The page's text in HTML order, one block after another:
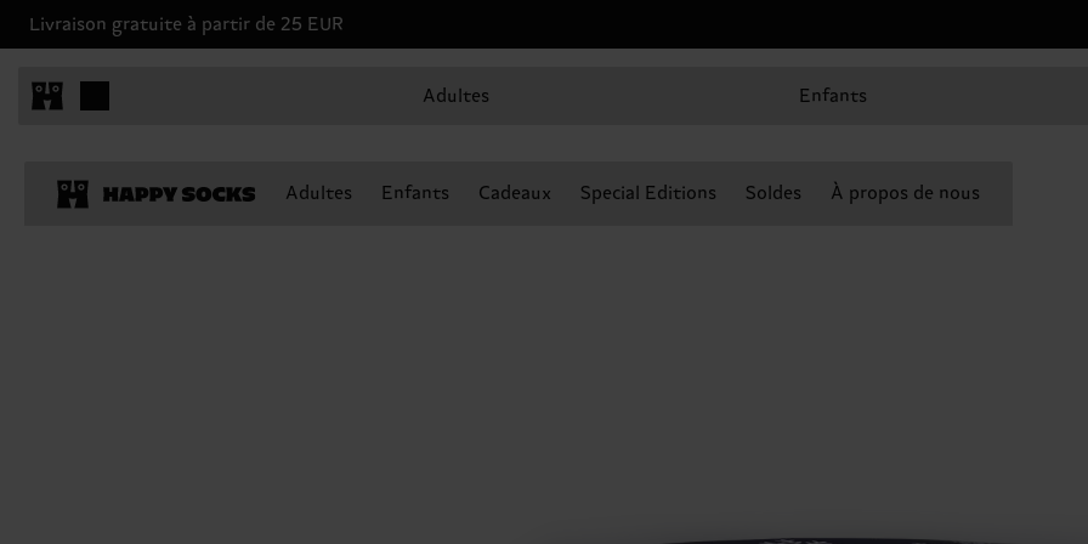
Livraison gratuite à partir de 25 EUR
Adultes Enfants
Adultes Enfants Cadeaux Special Editions Soldes À propos de nous